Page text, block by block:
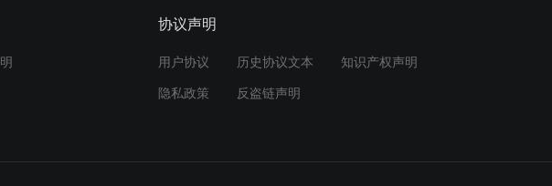
协议声明
用户协议 历史协议文本 知识产权声明
隐私政策 反盗链声明